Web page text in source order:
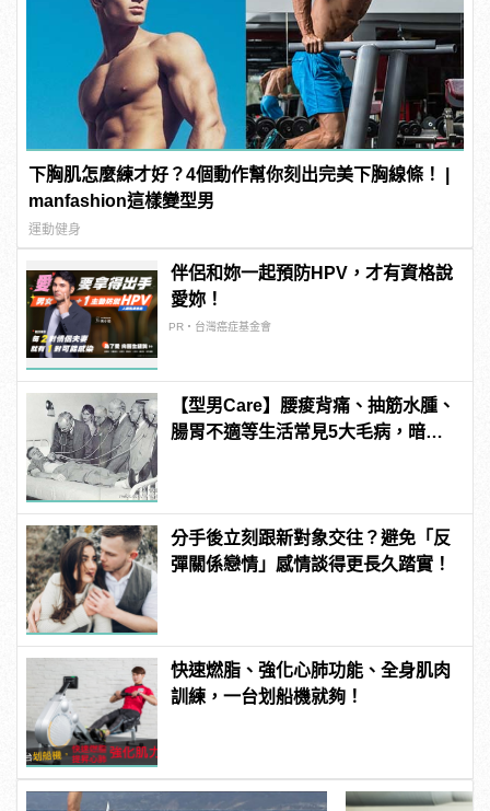
下胸肌怎麼練才好？4個動作幫你刻出完美下胸線條！ |
manfashion這樣變型男
運動健身
伴侶和妳一起預防HPV，才有資格說
愛妳！
PR・台灣癌症基金會
【型男Care】腰痠背痛、抽筋水腫、
腸胃不適等生活常見5大毛病，暗藏
分手後立刻跟新對象交往？避免「反
彈關係戀情」感情談得更長久踏實！
快速燃脂、強化心肺功能、全身肌肉
訓練，一台划船機就夠！